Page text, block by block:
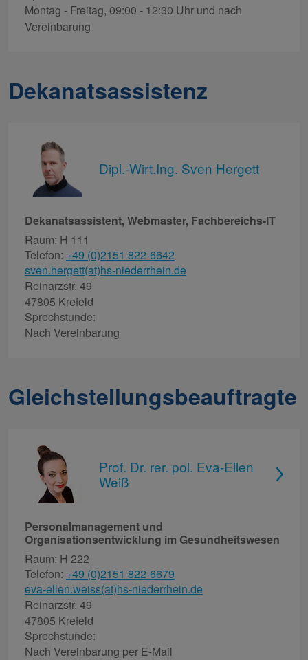
Montag - Freitag, 09:00 - 12:30 Uhr und nach
Vereinbarung
Dekanatsassistenz
Dipl.-Wirt.Ing. Sven Hergett
Dekanatsassistent, Webmaster, Fachbereichs-IT
Raum: H 111
Telefon: +49 (0)2151 822-6642
sven.hergett(at)hs-niederrhein.de
Reinarzstr. 49
47805 Krefeld
Sprechstunde:
Nach Vereinbarung
Gleichstellungsbeauftragte
Prof. Dr. rer. pol. Eva-Ellen
Weiß
Personalmanagement und
Organisationsentwicklung im Gesundheitswesen
Raum: H 222
Telefon: +49 (0)2151 822-6679
eva-ellen.weiss(at)hs-niederrhein.de
Reinarzstr. 49
47805 Krefeld
Sprechstunde:
Nach Vereinbarung per E-Mail